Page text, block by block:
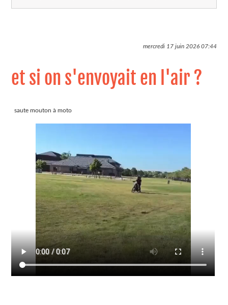
mercredi 17 juin 202607:44
et si on s'envoyait en l'air ?
saute mouton à moto